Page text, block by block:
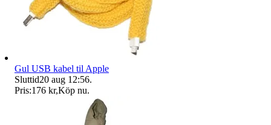
Gul USB kabel til Apple
Sluttid20 aug 12:56.
Pris:176 kr,Köp nu.